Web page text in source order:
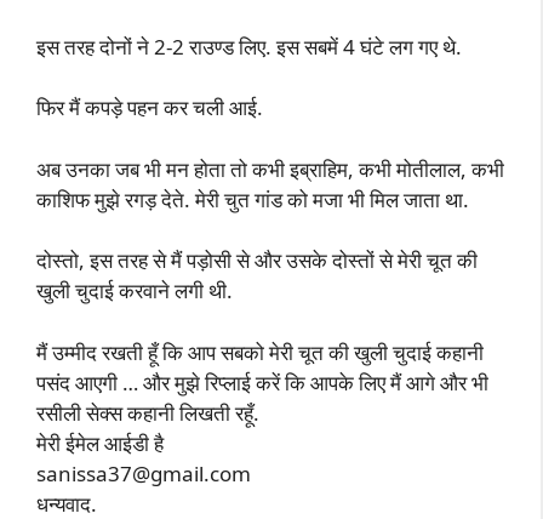
इस तरह दोनों ने 2-2 राउण्ड लिए. इस सबमें 4 घंटे लग गए थे.
फिर मैं कपड़े पहन कर चली आई.
अब उनका जब भी मन होता तो कभी इब्राहिम, कभी मोतीलाल, कभी
काशिफ मुझे रगड़ देते. मेरी चुत गांड को मजा भी मिल जाता था.
दोस्तो, इस तरह से मैं पड़ोसी से और उसके दोस्तों से मेरी चूत की
खुली चुदाई करवाने लगी थी.
मैं उम्मीद रखती हूँ कि आप सबको मेरी चूत की खुली चुदाई कहानी
पसंद आएगी … और मुझे रिप्लाई करें कि आपके लिए मैं आगे और भी
रसीली सेक्स कहानी लिखती रहूँ.
मेरी ईमेल आईडी है
sanissa37@gmail.com
धन्यवाद.